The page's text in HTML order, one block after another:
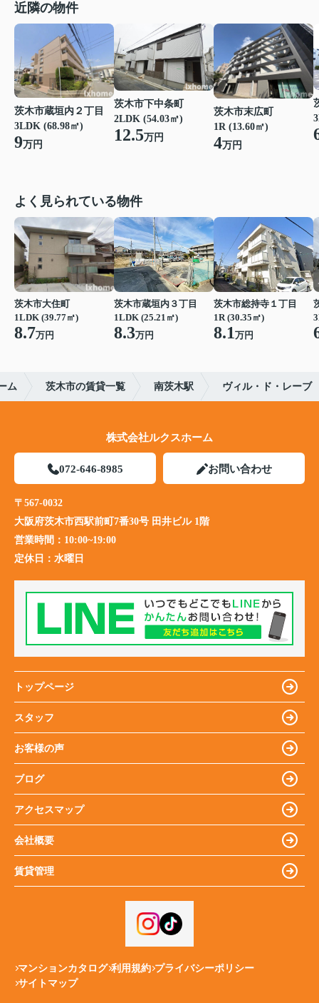
近隣の物件
茨木市蔵垣内２丁目
3LDK (68.98㎡)
9万円
茨木市下中条町
2LDK (54.03㎡)
12.5万円
茨木市末広町
1R (13.60㎡)
4万円
よく見られている物件
茨木市大住町
1LDK (39.77㎡)
8.7万円
茨木市蔵垣内３丁目
1LDK (25.21㎡)
8.3万円
茨木市総持寺１丁目
1R (30.35㎡)
8.1万円
ム 茨木市の賃貸一覧 南茨木駅 ヴィル・ド・レーブ
株式会社ルクスホーム
072-646-8985 お問い合わせ
〒567-0032
大阪府茨木市西駅前町7番30号 田井ビル 1階
営業時間： 10:00~19:00
定休日： 水曜日
トップページ
スタッフ
お客様の声
ブログ
アクセスマップ
会社概要
賃貸管理
マンションカタログ 利用規約 プライバシーポリシー
サイトマップ